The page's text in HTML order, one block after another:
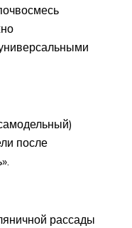
после
рассады